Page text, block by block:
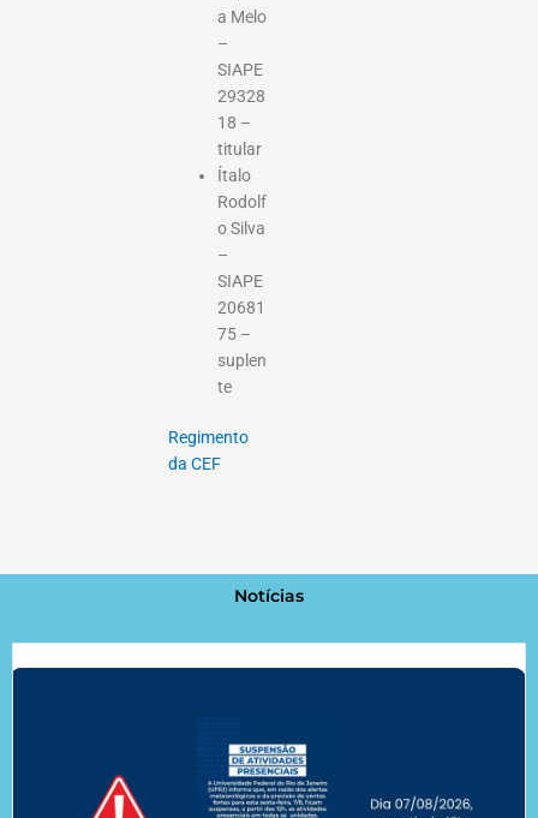
a Melo
–
SIAPE
29328
18 –
titular
Ítalo
Rodolf
o Silva
–
SIAPE
20681
75 –
suplen
te
Regimento
da CEF
Notícias